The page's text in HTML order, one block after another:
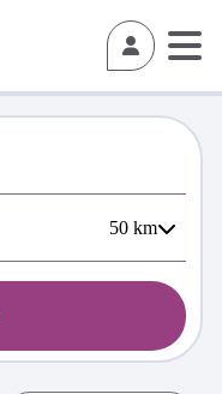
50 km